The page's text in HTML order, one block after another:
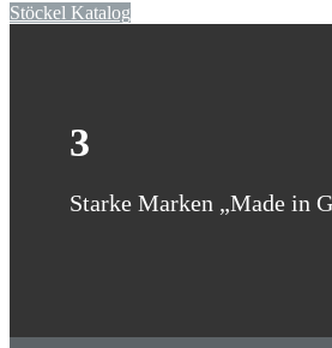
Stöckel Katalog
3
Starke Marken „Made in